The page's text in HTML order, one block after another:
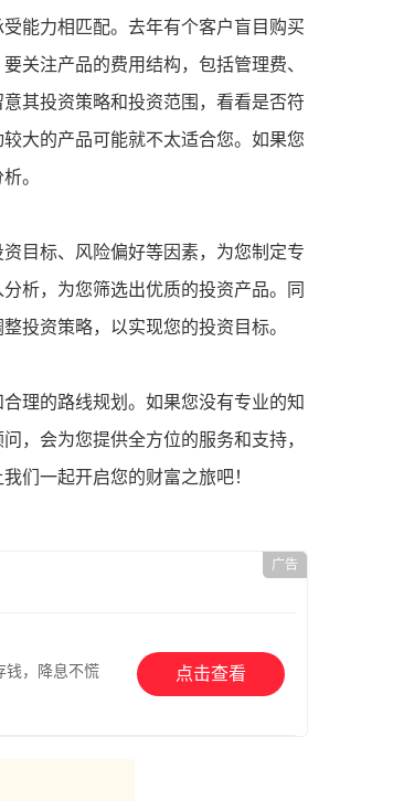
能力相匹配。去年有个客户盲目购买
关注产品的费用结构，包括管理费、
其投资策略和投资范围，看看是否符
大的产品可能就不太适合您。如果您
。
目标、风险偏好等因素，为您制定专
析，为您筛选出优质的投资产品。同
投资策略，以实现您的投资目标。
理的路线规划。如果您没有专业的知
，会为您提供全方位的服务和支持，
们一起开启您的财富之旅吧！
钱，降息不慌 点击查看
广告